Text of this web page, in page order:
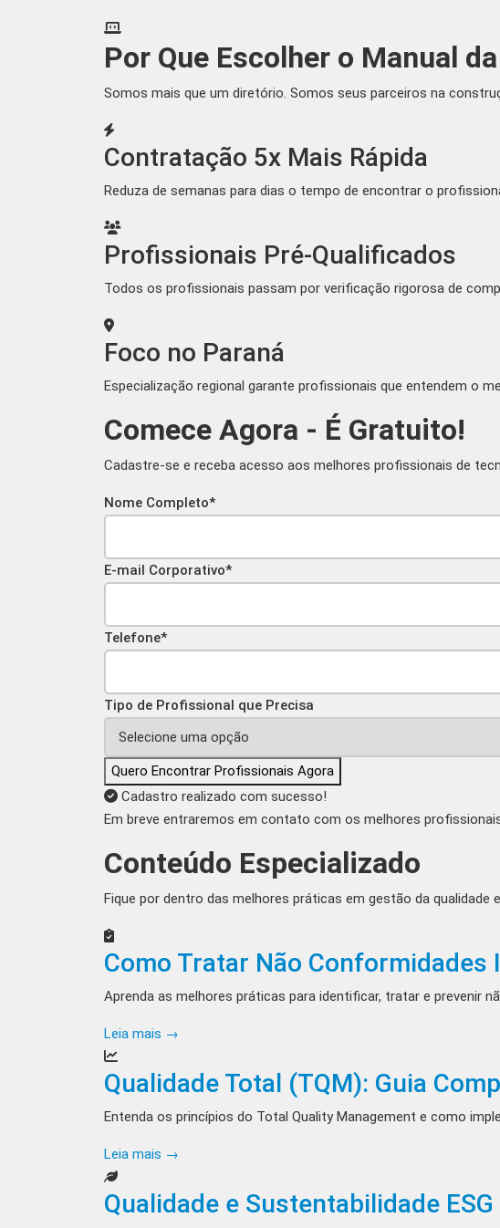
Por Que Escolher o Manual
Somos mais que um diretório. Somos seus parceiros na
Contratação 5x Mais Rápida
Reduza de semanas para dias o tempo de encontrar o
Profissionais Pré-Qualificados
Todos os profissionais passam por verificação rigorosa de
Foco no Paraná
Especialização regional garante profissionais que entendem o
Comece Agora - É Gratuito!
Cadastre-se e receba acesso aos melhores profissionais de
Nome Completo*
E-mail Corporativo*
Telefone*
Tipo de Profissional que Precisa
Quero Encontrar Profissionais Agora
Cadastro realizado com sucesso!
Em breve entraremos em contato com os melhores
Conteúdo Especializado
Fique por dentro das melhores práticas em gestão da qualidade
Como Tratar Não Conformidades
Aprenda as melhores práticas para identificar, tratar e prevenir
Leia mais →
Qualidade Total (TQM): Guia
Entenda os princípios do Total Quality Management e como
Leia mais →
Qualidade e Sustentabilidade ESG